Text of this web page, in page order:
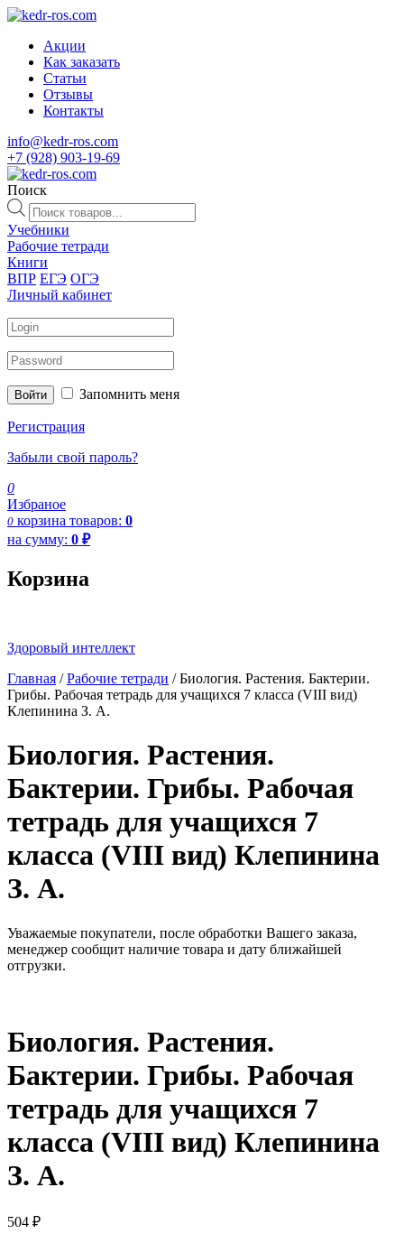
Акции
Как заказать
Статьи
Отзывы
Контакты
info@kedr-ros.com
+7 (928) 903-19-69
Поиск
Поиск
товаров
Учебники
Рабочие тетради
Книги
ВПР ЕГЭ ОГЭ
Личный кабинет
Войти Запомнить меня
Регистрация
Забыли свой пароль?
0
Избраное
0 корзина товаров: 0
на сумму: 0 ₽
Корзина
Здоровый интеллект
Главная /Рабочие тетради / Биология. Растения. Бактерии.
Грибы. Рабочая тетрадь для учащихся 7 класса (VIII вид)
Клепинина З. А.
Биология. Растения.
Бактерии. Грибы. Рабочая
тетрадь для учащихся 7
класса (VIII вид) Клепинина
З. А.
Уважаемые покупатели, после обработки Вашего заказа,
менеджер сообщит наличие товара и дату ближайшей
отгрузки.
Биология. Растения.
Бактерии. Грибы. Рабочая
тетрадь для учащихся 7
класса (VIII вид) Клепинина
З. А.
504 ₽